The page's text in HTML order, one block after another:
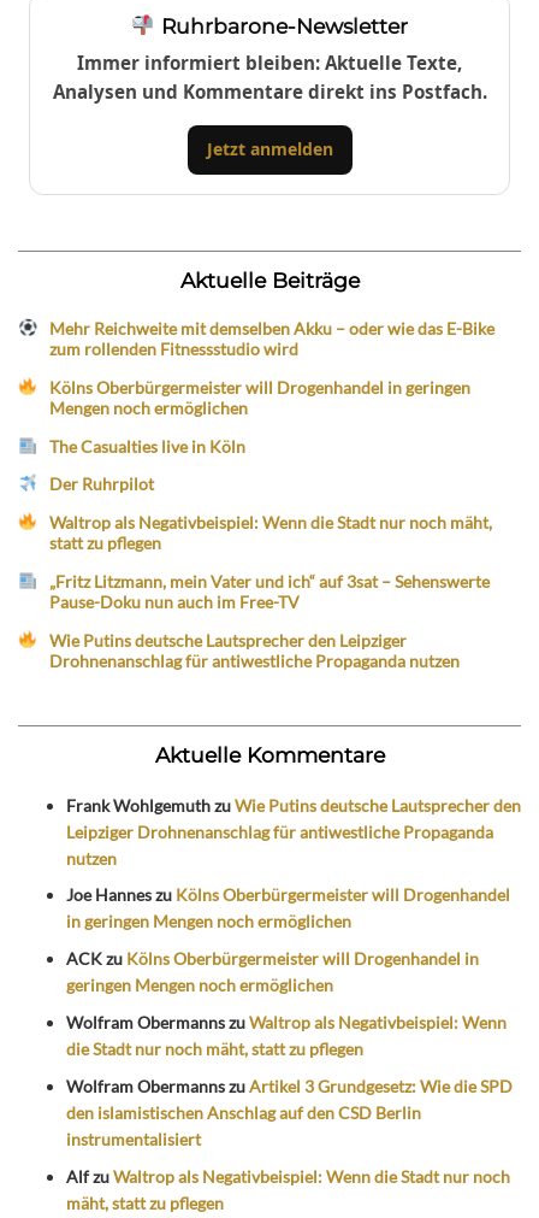
Ruhrbarone-Newsletter
Immer informiert bleiben: Aktuelle Texte,
Analysen und Kommentare direkt ins Postfach.
Jetzt anmelden
Aktuelle Beiträge
Mehr Reichweite mit demselben Akku – oder wie das E-Bike
zum rollenden Fitnessstudio wird
Kölns Oberbürgermeister will Drogenhandel in geringen
Mengen noch ermöglichen
The Casualties live in Köln
Der Ruhrpilot
Waltrop als Negativbeispiel: Wenn die Stadt nur noch mäht,
statt zu pflegen
„Fritz Litzmann, mein Vater und ich“ auf 3sat – Sehenswerte
Pause-Doku nun auch im Free-TV
Wie Putins deutsche Lautsprecher den Leipziger
Drohnenanschlag für antiwestliche Propaganda nutzen
Aktuelle Kommentare
Frank WohlgemuthzuWie Putins deutsche Lautsprecher den
Leipziger Drohnenanschlag für antiwestliche Propaganda
nutzen
Joe Hanneszu Kölns Oberbürgermeister will Drogenhandel
in geringen Mengen noch ermöglichen
ACKzu Kölns Oberbürgermeister will Drogenhandel in
geringen Mengen noch ermöglichen
Wolfram ObermannszuWaltrop als Negativbeispiel: Wenn
die Stadt nur noch mäht, statt zu pflegen
Wolfram ObermannszuArtikel 3 Grundgesetz: Wie die SPD
den islamistischen Anschlag auf den CSD Berlin
instrumentalisiert
AlfzuWaltrop als Negativbeispiel: Wenn die Stadt nur noch
mäht, statt zu pflegen